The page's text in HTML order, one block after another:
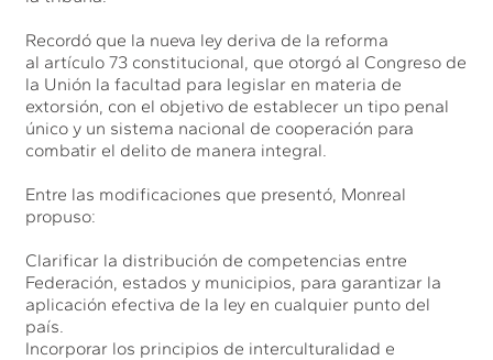
Recordó que la nueva ley deriva de la reforma
al artículo 73 constitucional, que otorgó al Congreso de
la Unión la facultad para legislar en materia de
extorsión, con el objetivo de establecer un tipo penal
único y un sistema nacional de cooperación para
combatir el delito de manera integral.
Entre las modificaciones que presentó, Monreal
propuso:
Clarificar la distribución de competencias entre
Federación, estados y municipios, para garantizar la
aplicación efectiva de la ley en cualquier punto del
país.
Incorporar los principios de interculturalidad e